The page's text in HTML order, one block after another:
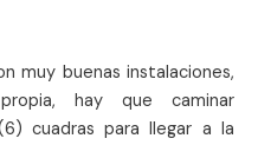
muy buenas instalaciones,
hay que caminar
cuadras para llegar a la